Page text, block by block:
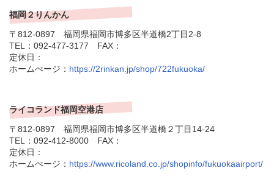
福岡２りんかん
〒812-0897 福岡県福岡市博多区半道橋2丁目2-8
TEL：092-477-3177 FAX：
定休日：
ホームぺージ： https://2rinkan.jp/shop/722fukuoka/
ライコランド福岡空港店
〒812-0897 福岡県福岡市博多区半道橋２丁目14-24
TEL：092-412-8000 FAX：
定休日：
ホームぺージ： https://www.ricoland.co.jp/shopinfo/fukuokaairport/